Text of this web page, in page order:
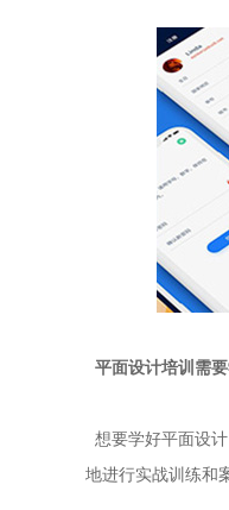
平面设计培训需
想要学好平面设
地进行实战训练和